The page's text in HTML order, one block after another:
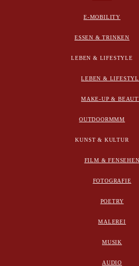
E-MOBILITY
ESSEN & TRINKEN
LEBEN & LIFESTYLE
LEBEN &
MAKE-UP &
OUTDOORMMM
KUNST & KULTUR
FILM & FENSEHEN
FOTOGRAFIE
POETRY
MALEREI
MUSIK
AUDIO